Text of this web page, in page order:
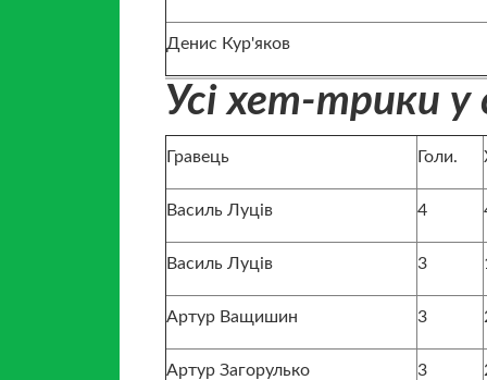
Денис Кур'яков
Усі хет-трики у
Гравець Голи.
Василь Луців 4
Василь Луців 3
Артур Ващишин 3
Артур Загорулько 3